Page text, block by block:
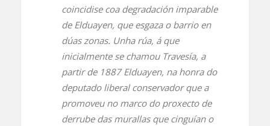
coincidise coa degradación imparable
de Elduayen, que esgaza o barrio en
dúas zonas. Unha rúa, á que
inicialmente se chamou Travesía, a
partir de 1887 Elduayen, na honra do
deputado liberal conservador que a
promoveu no marco do proxecto de
derrube das murallas que cinguían o